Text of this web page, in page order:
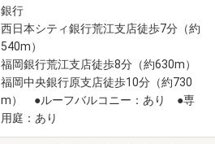
銀行
西日本シティ銀行荒江支店徒歩7分（約
540m）
福岡銀行荒江支店徒歩8分（約630m）
福岡中央銀行原支店徒歩10分（約730
m） ●ルーフバルコニー：あり ●専
用庭：あり